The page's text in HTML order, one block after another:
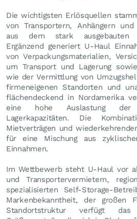
Die wichtigsten Erlösquellen
von Transportern, Anhängern
aus dem stark ausgebauten
Ergänzend generiert U-Haul
von Verpackungsmaterialien,
um Transport und Lagerung
wie der Vermittlung von
firmeneigenen Standorten und
flächendeckend in Nordamerika
eine hohe Auslastung der
Lagerkapazitäten. Die
Mietverträgen und
für eine Mischung aus
Einnahmen.
Im Wettbewerb steht U-Haul vor
und Transportervermietern,
spezialisierten Self-Storage-
Markenbekanntheit, der großen
Standortstruktur verfügt